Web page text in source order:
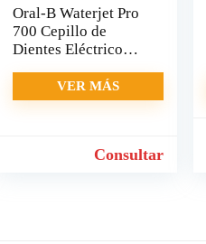
Oral-B Waterjet Pro
700 Cepillo de
Dientes Eléctrico
VER MÁS
Consultar